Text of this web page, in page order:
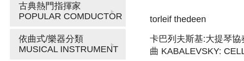
古典熱門指揮家
POPULAR COMDUCTOR
依曲式/樂器分類
MUSICAL INSTRUMENT
torleif thedeen
卡巴列夫斯基:大提琴協
曲 KABALEVSKY: